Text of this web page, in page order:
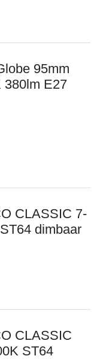
95mm
380lm E27
CLASSIC 7-
dimbaar
CLASSIC
ST64